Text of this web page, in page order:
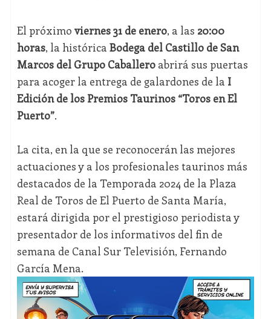
El próximo viernes 31 de enero, a las 20:00
horas, la histórica Bodega del Castillo de San
Marcos del Grupo Caballeroabrirá sus puertas
para acoger la entrega de galardones de la I
Edición de los Premios Taurinos “Toros en El
Puerto”.
La cita, en la que se reconocerán las mejores
actuaciones y a los profesionales taurinos más
destacados de la Temporada 2024 de la Plaza
Real de Toros de El Puerto de Santa María,
estará dirigida por el prestigioso periodista y
presentador de los informativos del fin de
semana de Canal Sur Televisión, Fernando
García Mena.